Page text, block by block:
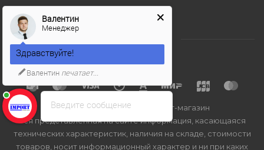
2026 © Import-bt.ru - интернет-магазин
Вся представленная на сайте информация, касающаяся
технических характеристик, наличия на складе, стоимости
товаров, носит информационный характер и ни при каких
Введите сообщение
Валентин
Менеджер
Здравствуйте!
Валентин печатает...